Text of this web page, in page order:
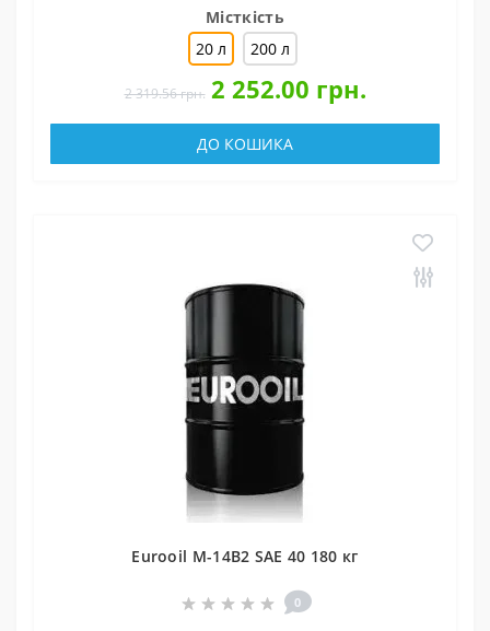
Місткість
20 л
200 л
2 319.56 грн. 2 252.00 грн.
ДО КОШИКА
Eurooil М-14В2 SAE 40 180 кг
0